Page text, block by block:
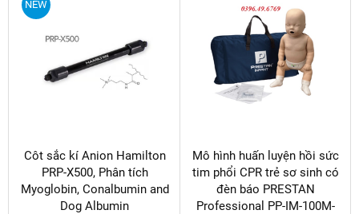
NEW
Côt sắc kí Anion Hamilton
PRP-X500, Phân tích
Myoglobin, Conalbumin and
Dog Albumin
Mô hình huấn luyện hồi sức
tim phổi CPR trẻ sơ sinh có
đèn báo PRESTAN
Professional PP-IM-100M-